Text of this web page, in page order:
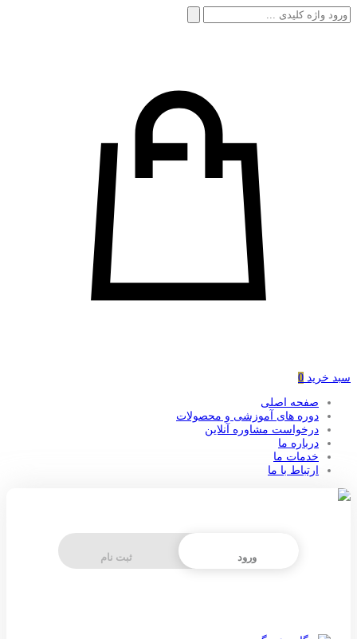
جستجو
برای:
سبد خرید 0
صفحه اصلی
دوره های آموزشی و محصولات
درخواست مشاوره آنلاین
درباره ما
خدمات ما
ارتباط با ما
ورود ثبت نام